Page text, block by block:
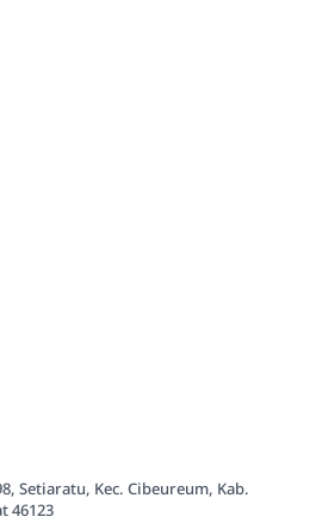
Setiaratu, Kec. Cibeureum, Kab.
46123